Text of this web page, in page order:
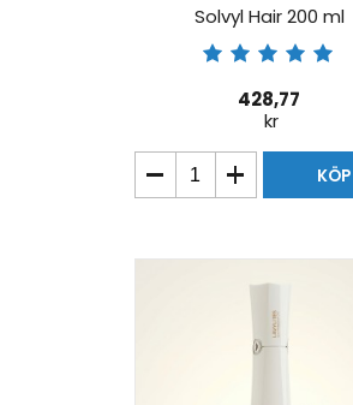
Solvyl Hair 200 ml
428,77
kr
KÖP